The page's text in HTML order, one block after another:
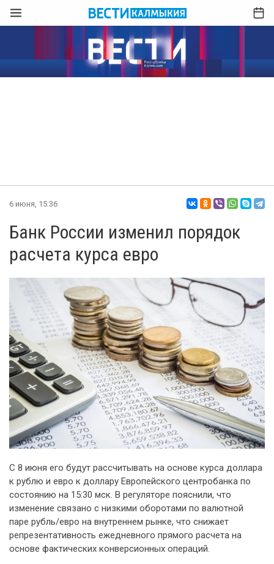
6 июня, 15:36
Банк России изменил порядок
расчета курса евро
С 8 июня его будут рассчитывать на основе курса доллара
к рублю и евро к доллару Европейского центробанка по
состоянию на 15:30 мск. В регуляторе пояснили, что
изменение связано с низкими оборотами по валютной
паре рубль/евро на внутреннем рынке, что снижает
репрезентативность ежедневного прямого расчета на
основе фактических конверсионных операций.